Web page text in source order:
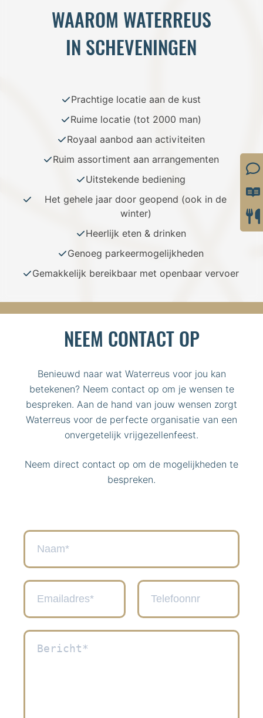
WAAROM WATERREUS
IN SCHEVENINGEN
Prachtige locatie aan de kust
Ruime locatie (tot 2000 man)
Royaal aanbod aan activiteiten
Ruim assortiment aan arrangementen
Uitstekende bediening
Het gehele jaar door geopend (ook in de
winter)
Heerlijk eten & drinken
Genoeg parkeermogelijkheden
Gemakkelijk bereikbaar met openbaar vervoer
NEEM CONTACT OP
Benieuwd naar wat Waterreus voor jou kan
betekenen? Neem contact op om je wensen te
bespreken. Aan de hand van jouw wensen zorgt
Waterreus voor de perfecte organisatie van een
onvergetelijk vrijgezellenfeest.
Neem direct contact op om de mogelijkheden te
bespreken.